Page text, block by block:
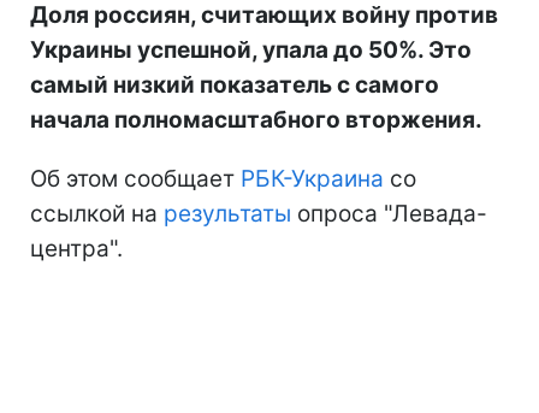
Доля россиян, считающих войну против
Украины успешной, упала до 50%. Это
самый низкий показатель с самого
начала полномасштабного вторжения.
Об этом сообщает РБК-Украина со
ссылкой на результаты опроса "Левада-
центра".